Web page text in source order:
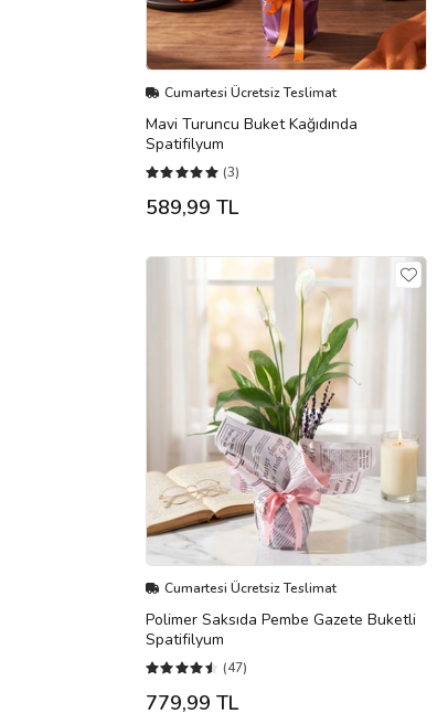
Cumartesi Ücretsiz Teslimat
Mavi Turuncu Buket Kağıdında
Spatifilyum
(3)
589,99 TL
Cumartesi Ücretsiz Teslimat
Polimer Saksıda Pembe Gazete Buketli
Spatifilyum
(47)
779,99 TL